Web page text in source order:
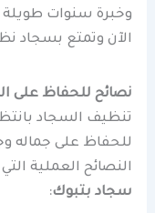
وخبرة سنوات طويلة
الآن وتمتع بسجاد
نصائح للحفاظ على
تنظيف السجاد
للحفاظ على جماله
النصائح العملية
سجاد بتبوك: